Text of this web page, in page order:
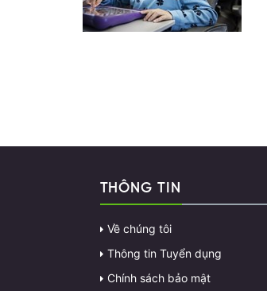
THÔNG TIN
Về chúng tôi
Thông tin Tuyển dụng
Chính sách bảo mật